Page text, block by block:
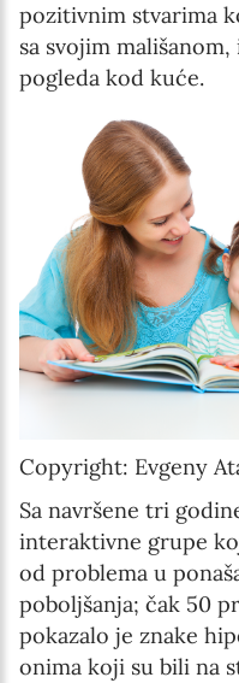
pozitivnim stvarima
sa svojim
pogleda kod kuće.
Copyright: Evgeny
Sa navršene tri
interaktivne grupe
od problema u
poboljšanja; čak 50
pokazalo je znake
onima koji su bili na